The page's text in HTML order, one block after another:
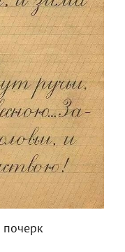
почерк